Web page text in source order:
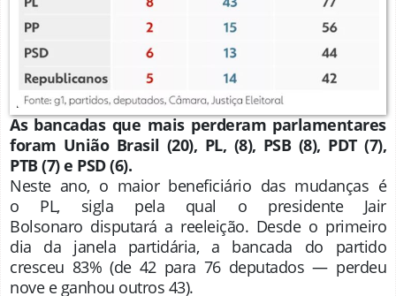
As bancadas que mais perderam parlamentares
foram União Brasil (20), PL, (8), PSB (8), PDT (7),
PTB (7) e PSD (6).
Neste ano, o maior beneficiário das mudanças é
o PL, sigla pela qual o presidente Jair
Bolsonaro disputará a reeleição. Desde o primeiro
dia da janela partidária, a bancada do partido
cresceu 83% (de 42 para 76 deputados — perdeu
nove e ganhou outros 43).